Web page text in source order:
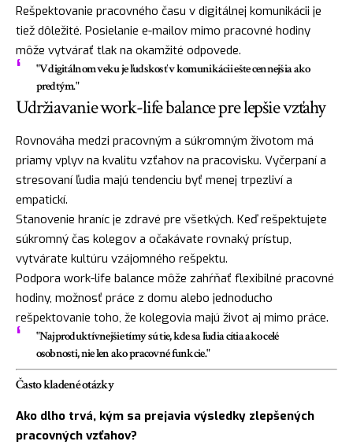
Rešpektovanie pracovného času v digitálnej komunikácii je
tiež dôležité. Posielanie e-mailov mimo pracovné hodiny
môže vytvárať tlak na okamžité odpovede.
"V digitálnom veku je ľudskosť v komunikácii ešte cennejšia ako
predtým."
Udržiavanie work-life balance pre lepšie vzťahy
Rovnováha medzi pracovným a súkromným životom má
priamy vplyv na kvalitu vzťahov na pracovisku. Vyčerpaní a
stresovaní ľudia majú tendenciu byť menej trpezliví a
empatickí.
Stanovenie hraníc je zdravé pre všetkých. Keď rešpektujete
súkromný čas kolegov a očakávate rovnaký prístup,
vytvárate kultúru vzájomného rešpektu.
Podpora work-life balance môže zahŕňať flexibilné pracovné
hodiny, možnosť práce z domu alebo jednoducho
rešpektovanie toho, že kolegovia majú život aj mimo práce.
"Najproduktívnejšie tímy sú tie, kde sa ľudia cítia ako celé
osobnosti, nie len ako pracovné funkcie."
Často kladené otázky
Ako dlho trvá, kým sa prejavia výsledky zlepšených
pracovných vzťahov?